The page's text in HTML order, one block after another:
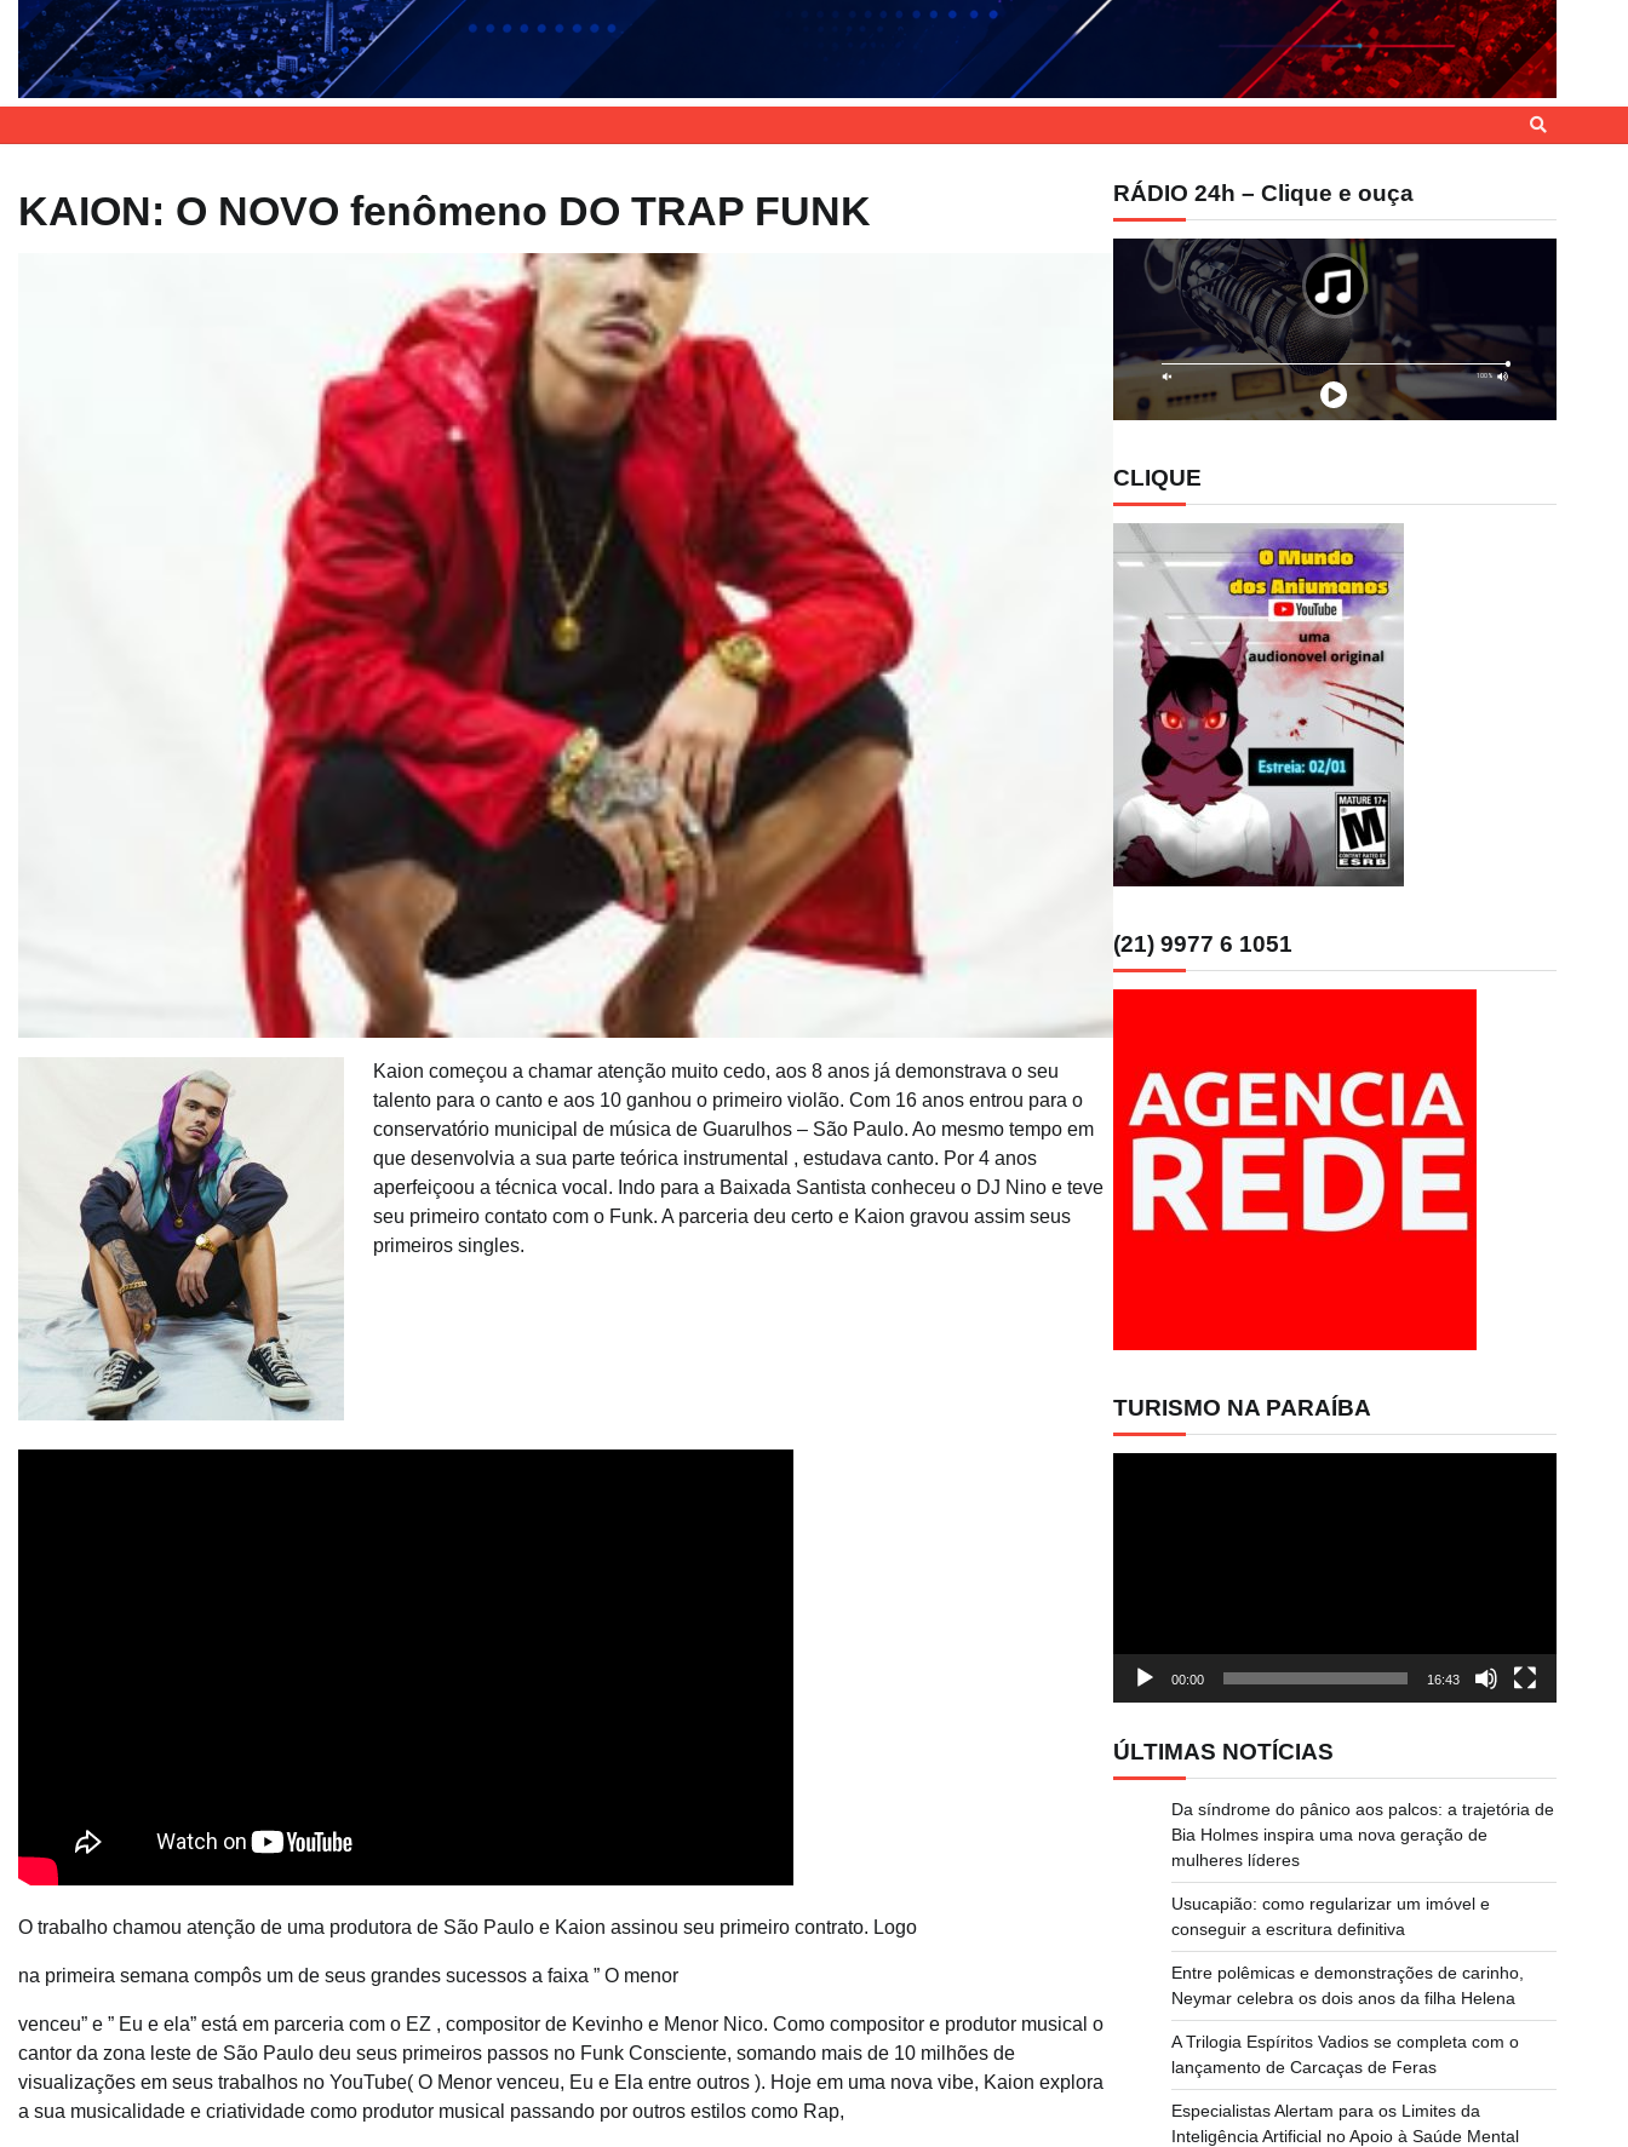
KAION: O NOVO fenômeno DO TRAP FUNK
Kaion começou a chamar atenção muito cedo, aos 8 anos já demonstrava o seu
talento para o canto e aos 10 ganhou o primeiro violão. Com 16 anos entrou para o
conservatório municipal de música de Guarulhos – São Paulo. Ao mesmo tempo em
que desenvolvia a sua parte teórica instrumental , estudava canto. Por 4 anos
aperfeiçoou a técnica vocal. Indo para a Baixada Santista conheceu o DJ Nino e teve
seu primeiro contato com o Funk. A parceria deu certo e Kaion gravou assim seus
primeiros singles.
O trabalho chamou atenção de uma produtora de São Paulo e Kaion assinou seu primeiro contrato. Logo
na primeira semana compôs um de seus grandes sucessos a faixa ” O menor
venceu” e ” Eu e ela” está em parceria com o EZ , compositor de Kevinho e Menor Nico. Como compositor e produtor musical o
cantor da zona leste de São Paulo deu seus primeiros passos no Funk Consciente, somando mais de 10 milhões de
visualizações em seus trabalhos no YouTube( O Menor venceu, Eu e Ela entre outros ). Hoje em uma nova vibe, Kaion explora
a sua musicalidade e criatividade como produtor musical passando por outros estilos como Rap,
RÁDIO 24h – Clique e ouça
CLIQUE
(21) 9977 6 1051
TURISMO NA PARAÍBA
00:00 16:43
ÚLTIMAS NOTÍCIAS
Da síndrome do pânico aos palcos: a trajetória de
Bia Holmes inspira uma nova geração de
mulheres líderes
Usucapião: como regularizar um imóvel e
conseguir a escritura definitiva
Entre polêmicas e demonstrações de carinho,
Neymar celebra os dois anos da filha Helena
A Trilogia Espíritos Vadios se completa com o
lançamento de Carcaças de Feras
Especialistas Alertam para os Limites da
Inteligência Artificial no Apoio à Saúde Mental